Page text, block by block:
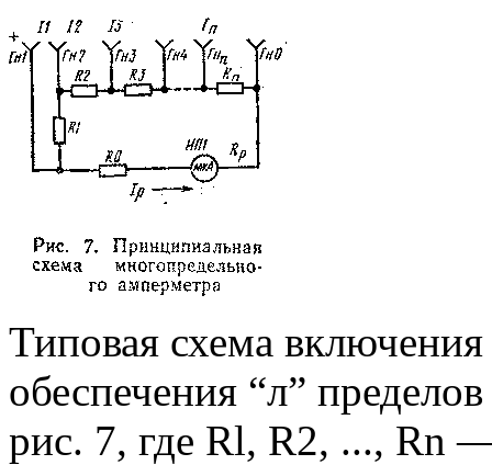
Типовая схема
обеспечения “л”
рис. 7, где Rl, R2, ..., Rn